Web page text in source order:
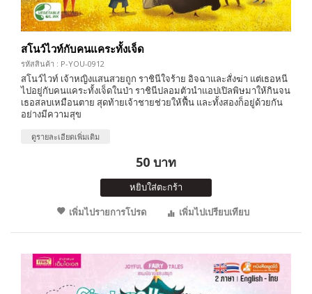
สโนว์ไวท์กับคนแคระทั้งเจ็ด
รหัสสินค้า : P-YOU-0912
สโนว์ไวท์ เจ้าหญิงแสนสวยถูก ราชินีใจร้าย อิจฉาและสั่งฆ่า แต่เธอหนี
ไปอยู่กับคนแคระทั้งเจ็ดในป่า ราชินีปลอมตัวนำแอปเปิลพิษมาให้กินจน
เธอสลบเหมือนตาย สุดท้ายเจ้าชายช่วยให้ฟื้น และทั้งสองก็อยู่ด้วยกัน
อย่างมีความสุข
ดูรายละเอียดเพิ่มเติม
50 บาท
หยิบใส่ตะกร้า
เพิ่มไปรายการโปรด
เพิ่มไปเปรียบเทียบ